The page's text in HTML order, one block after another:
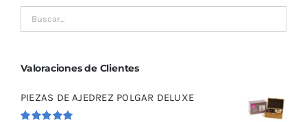
Valoraciones de Clientes
PIEZAS DE AJEDREZ POLGAR DELUXE